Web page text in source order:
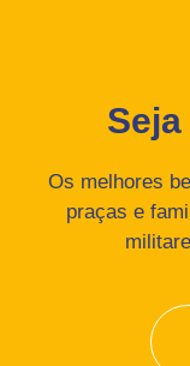
Os melhores
praças e